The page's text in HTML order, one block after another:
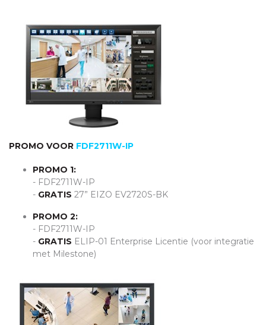
PROMO VOOR FDF2711W-IP
PROMO 1:
- FDF2711W-IP
- GRATIS 27” EIZO EV2720S-BK
PROMO 2:
- FDF2711W-IP
- GRATIS ELIP-01 Enterprise Licentie (voor integratie
met Milestone)